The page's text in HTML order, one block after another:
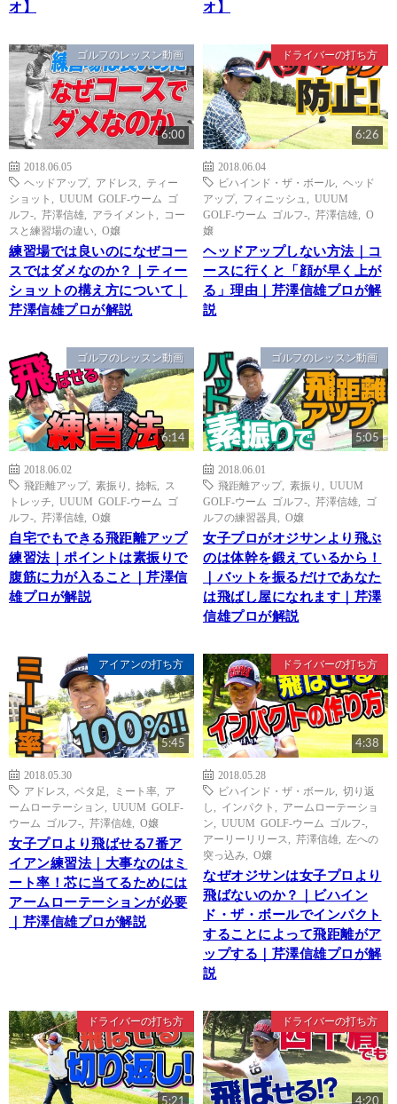
オ】
オ】
ゴルフのレッスン動画
6:00
2018.06.05
ヘッドアップ, アドレス
ティー
ショット
UUUM GOLF-ウーム ゴ
ルフ-
芹澤信雄 アライメント
コー
スと練習場の違い
O嬢
練習場では良いのになぜコー
スではダメなのか？｜ティー
ショットの構え方について｜
芹澤信雄プロが解説
ドライバーの打ち方
6:26
2018.06.04
ビハインド・ザ・ボール
ヘッド
アップ, フィニッシュ
UUUM
GOLF-ウーム ゴルフ-
芹澤信雄
O
嬢
ヘッドアップしない方法｜コ
ースに行くと「顔が早く上が
る」理由｜芹澤信雄プロが解
説
ゴルフのレッスン動画
6:14
2018.06.02
飛距離アップ, 素振り 捻転
ス
トレッチ
UUUM GOLF-ウーム ゴ
ルフ-
芹澤信雄 O嬢
自宅でもできる飛距離アップ
練習法｜ポイントは素振りで
腹筋に力が入ること｜芹澤信
雄プロが解説
ゴルフのレッスン動画
5:05
2018.06.01
飛距離アップ, 素振り
UUUM
GOLF-ウーム ゴルフ-
芹澤信雄
ゴ
ルフの練習器具
O嬢
女子プロがオジサンより飛ぶ
のは体幹を鍛えているから！
｜バットを振るだけであなた
は飛ばし屋になれます｜芹澤
信雄プロが解説
アイアンの打ち方
5:45
2018.05.30
アドレス
ベタ足 ミート率
ア
ームローテーション
UUUM GOLF-
ウーム ゴルフ-
芹澤信雄 O嬢
女子プロより飛ばせる7番ア
イアン練習法｜大事なのはミ
ート率！芯に当てるためには
アームローテーションが必要
｜芹澤信雄プロが解説
ドライバーの打ち方
4:38
2018.05.28
ビハインド・ザ・ボール
切り返
し
インパクト
アームローテーショ
ン
UUUM GOLF-ウーム ゴルフ-
アーリーリリース
芹澤信雄
左への
突っ込み
O嬢
なぜオジサンは女子プロより
飛ばないのか？｜ビハイン
ド・ザ・ボールでインパクト
することによって飛距離がア
ップする｜芹澤信雄プロが解
説
ドライバーの打ち方
5:21
ドライバーの打ち方
4:20